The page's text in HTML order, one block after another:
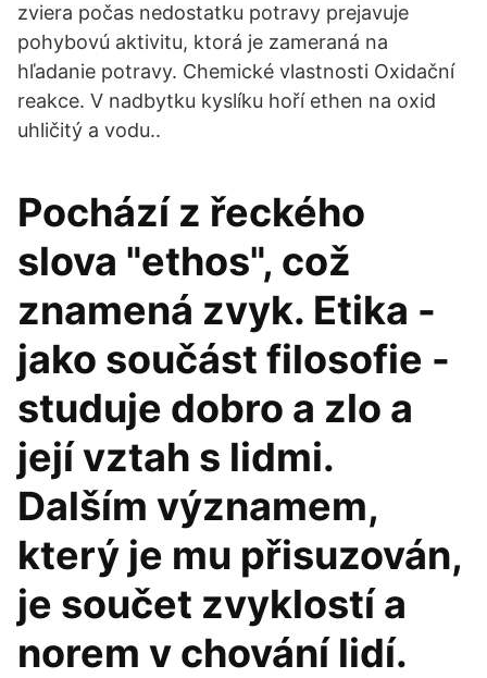
zviera počas nedostatku potravy prejavuje
pohybovú aktivitu, ktorá je zameraná na
hľadanie potravy. Chemické vlastnosti Oxidační
reakce. V nadbytku kyslíku hoří ethen na oxid
uhličitý a vodu..
Pochází z řeckého
slova "ethos", což
znamená zvyk. Etika -
jako součást filosofie -
studuje dobro a zlo a
její vztah s lidmi.
Dalším významem,
který je mu přisuzován,
je součet zvyklostí a
norem v chování lidí.